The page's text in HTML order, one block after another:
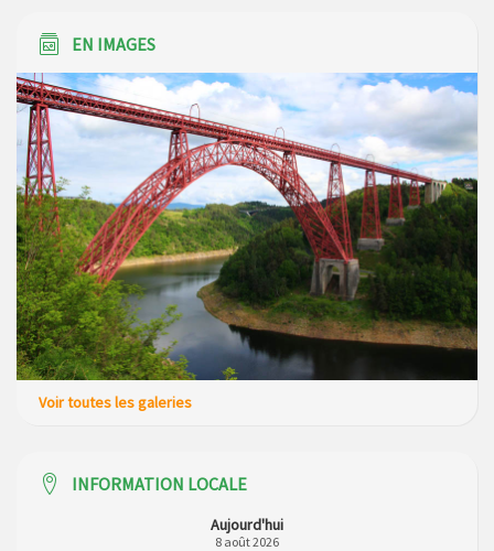
EN IMAGES
Voir toutes les galeries
INFORMATION LOCALE
Aujourd'hui
8 août 2026